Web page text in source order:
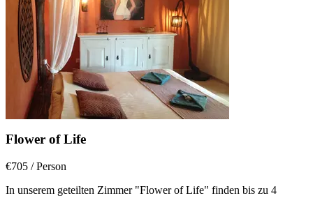
Flower of Life
€705 / Person
In unserem geteilten Zimmer "Flower of Life" finden bis zu 4